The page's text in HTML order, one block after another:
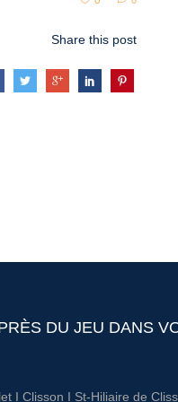
Share this post
DU JEU DANS
I Clisson I St-Hiliaire de